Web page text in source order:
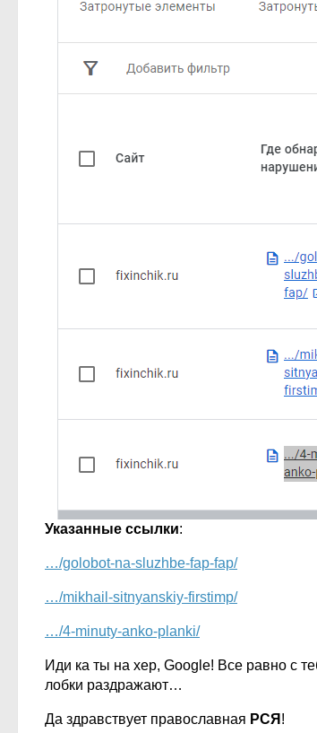
Указанные ссылки:
…/golobot-na-sluzhbe-fap-fap/
…/mikhail-sitnyanskiy-firstimp/
…/4-minuty-anko-planki/
Иди ка ты на хер, Google! Все равно с
лобки раздражают…
Да здравствует православная РСЯ !